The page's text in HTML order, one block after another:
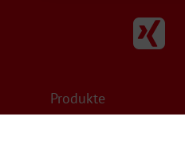
Produkte